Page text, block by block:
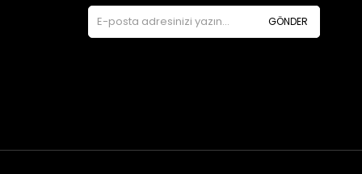
GÖNDER